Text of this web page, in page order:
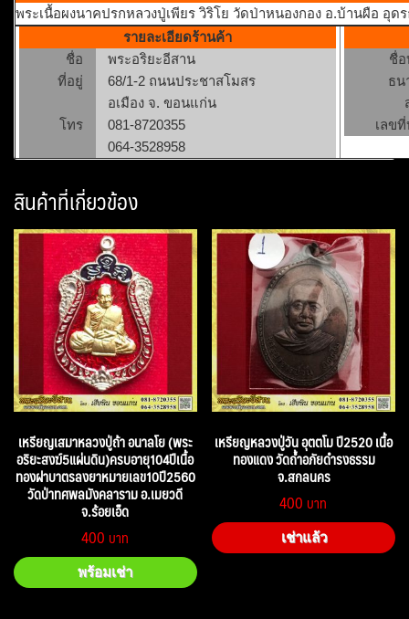
พระเนื้อผงนาคปรกหลวงปู่เพียร วิริโย วัดป่าหนองกอง อ.บ้านผือ อุด
รายละเอียดร้านค้า
ชื่อ
พระอริยะอีสาน
ที่อยู่
68/1-2 ถนนประชาสโมสร
อเมือง จ. ขอนแก่น
โทร
081-8720355
064-3528958
ชื่
ธน
เลข
สินค้าที่เกี่ยวข้อง
เหรียญเสมาหลวงปู่ถ้า อนาลโย (พระ
อริยะสงฆ์5แผ่นดิน)ครบอายุ104ปีเนื้อ
ทองฝาบาตรลงยาหมายเลข10ปี2560
วัดป่าทศพลมังคลาราม อ.เมยวดี
จ.ร้อยเอ็ด
400
พร้อมเช่า
เหรียญหลวงปู่วัน อุตตโม ปี2520 เนื้อ
ทองแดง วัดถ้ำอภัยดำรงธรรม
จ.สกลนคร
400
เช่าแล้ว